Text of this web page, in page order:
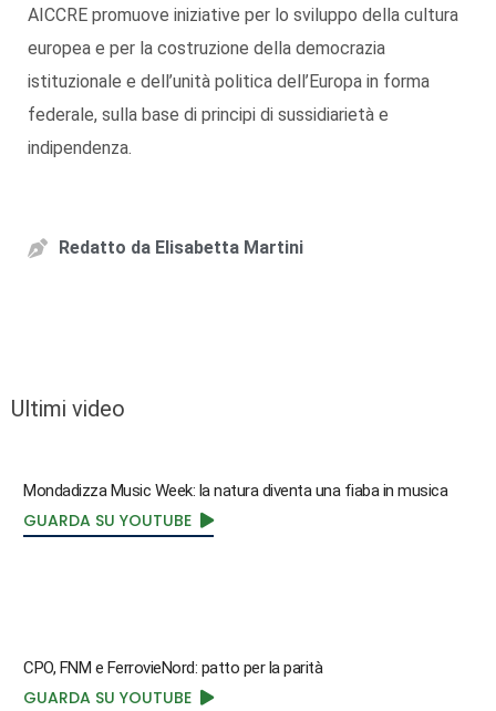
AICCRE promuove iniziative per lo sviluppo della cultura
europea e per la costruzione della democrazia
istituzionale e dell’unità politica dell’Europa in forma
federale, sulla base di principi di sussidiarietà e
indipendenza.
Redatto da Elisabetta Martini
Ultimi video
Mondadizza Music Week: la natura diventa una fiaba in musica
GUARDA SU YOUTUBE
CPO, FNM e FerrovieNord: patto per la parità
GUARDA SU YOUTUBE